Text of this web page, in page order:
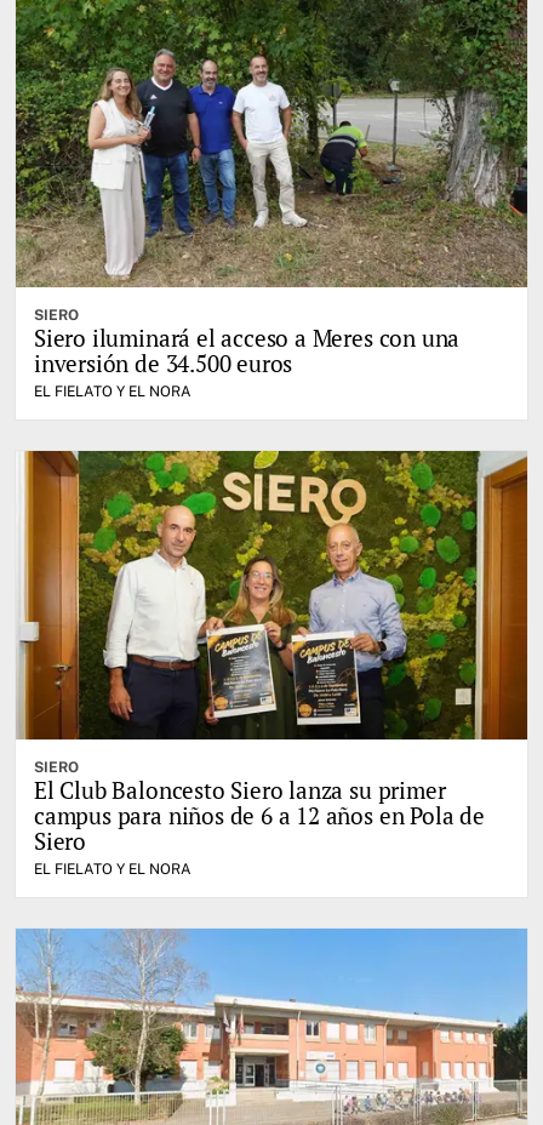
SIERO
Siero iluminará el acceso a Meres con una
inversión de 34.500 euros
EL FIELATO Y EL NORA
SIERO
El Club Baloncesto Siero lanza su primer
campus para niños de 6 a 12 años en Pola de
Siero
EL FIELATO Y EL NORA